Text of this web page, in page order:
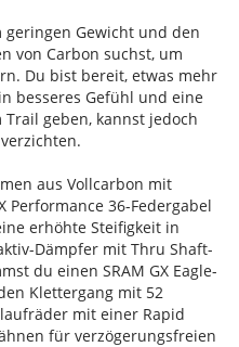
Gewicht und den
von Carbon suchst, um
Du bist bereit, etwas mehr
besseres Gefühl und eine
geben, kannst jedoch
aus Vollcarbon mit
Performance 36-Federgabel
erhöhte Steifigkeit in
Dämpfer mit Thru Shaft-
du einen SRAM GX Eagle-
Klettergang mit 52
mit einer Rapid
für verzögerungsfreien